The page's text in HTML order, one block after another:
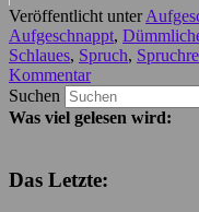
Veröffentlicht unter
Aufgeschnappt,
Schlaues, Spruch,
Kommentar
Suchen
Was viel gelesen wird:
Das Letzte: